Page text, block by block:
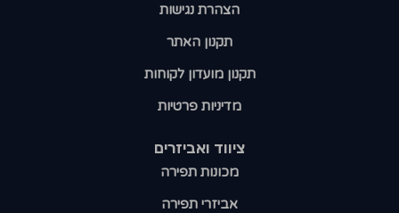
ציווד ואביזרים
מכונות תפירה
אביזרי תפירה
הצהרת נגישות
תקנון האתר
תקנון מועדון לקוחות
מדיניות פרטיות